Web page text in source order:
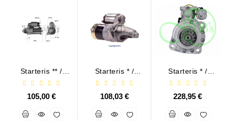
Starteris ** /
CDS1336
105,00 €
Starteris * /
17717N
108,03 €
Starteris * /
243708835
228,95 €